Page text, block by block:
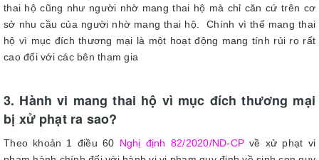
thai hộ cũng như người nhờ mang thai hộ mà chỉ căn cứ trên cơ
sở nhu cầu của người nhờ mang thai hộ. Chính vì thế mang thai
hộ vì mục đích thương mại là một hoạt động mang tính rủi ro rất
cao đối với các bên tham gia
3. Hành vi mang thai hộ vì mục đích thương mại
bị xử phạt ra sao?
Theo khoản 1 điều 60 Nghị định 82/2020/ND-CP về xử phạt vi